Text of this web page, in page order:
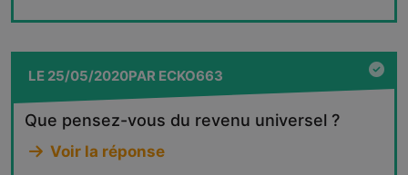
LE 25/05/2020PAR ECKO663
Que pensez-vous du revenu universel ?
Voir la réponse